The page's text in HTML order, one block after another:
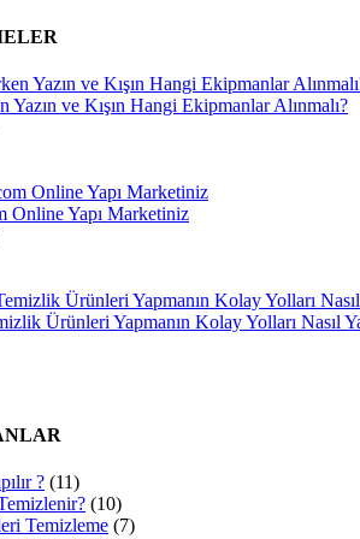
Yazın ve Kışın Hangi Ekipmanlar Alınmalı?
Online Yapı Marketiniz
Ürünleri Yapmanın Kolay Yolları Nasıl
? (11)
(10)
Temizleme (7)